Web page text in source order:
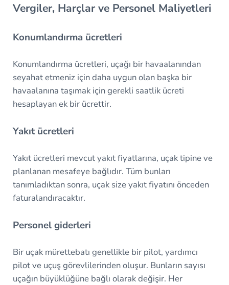
Vergiler, Harçlar ve Personel Maliyetleri
Konumlandırma ücretleri
Konumlandırma ücretleri, uçağı bir havaalanından
seyahat etmeniz için daha uygun olan başka bir
havaalanına taşımak için gerekli saatlik ücreti
hesaplayan ek bir ücrettir.
Yakıt ücretleri
Yakıt ücretleri mevcut yakıt fiyatlarına, uçak tipine ve
planlanan mesafeye bağlıdır. Tüm bunları
tanımladıktan sonra, uçak size yakıt fiyatını önceden
faturalandıracaktır.
Personel giderleri
Bir uçak mürettebatı genellikle bir pilot, yardımcı
pilot ve uçuş görevlilerinden oluşur. Bunların sayısı
uçağın büyüklüğüne bağlı olarak değişir. Her